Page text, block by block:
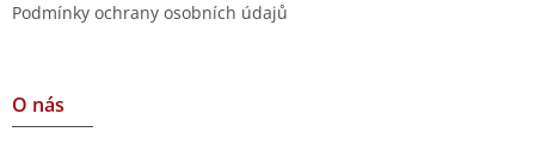
Podmínky ochrany osobních údajů
O nás